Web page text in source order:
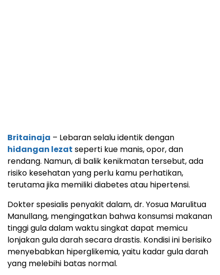
Britainaja – Lebaran selalu identik dengan
hidangan lezat seperti kue manis, opor, dan
rendang. Namun, di balik kenikmatan tersebut, ada
risiko kesehatan yang perlu kamu perhatikan,
terutama jika memiliki diabetes atau hipertensi.
Dokter spesialis penyakit dalam, dr. Yosua Marulitua
Manullang, mengingatkan bahwa konsumsi makanan
tinggi gula dalam waktu singkat dapat memicu
lonjakan gula darah secara drastis. Kondisi ini berisiko
menyebabkan hiperglikemia, yaitu kadar gula darah
yang melebihi batas normal.